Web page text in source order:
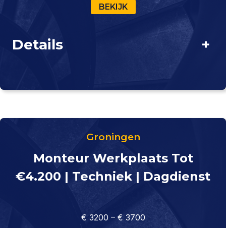
BEKIJK
Details +
Groningen
Monteur Werkplaats Tot
€4.200 | Techniek | Dagdienst
€ 3200 – € 3700